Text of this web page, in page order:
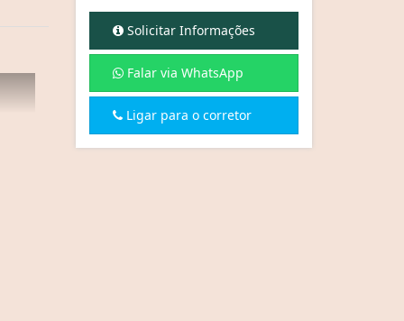
Solicitar Informações
Falar via WhatsApp
Ligar para o corretor